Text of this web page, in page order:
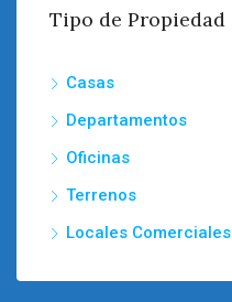
Tipo de Propiedad
Casas
Departamentos
Oficinas
Terrenos
Locales Comerciales